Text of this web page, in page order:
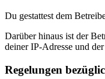
Du gestattest dem
Darüber hinaus ist der
deiner IP-Adresse und
Regelungen